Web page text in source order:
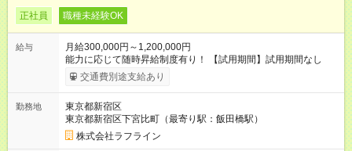
正社員 職種未経験OK
給与
月給300,000円～1,200,000円
能力に応じて随時昇給制度有り！ 【試用期間】試用期間なし
交通費別途支給あり
勤務地
東京都新宿区
東京都新宿区下宮比町（最寄り駅：飯田橋駅）
株式会社ラフライン